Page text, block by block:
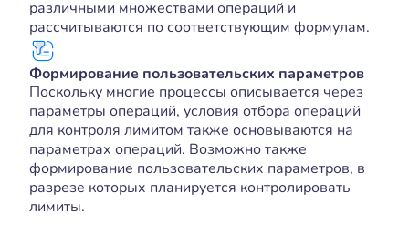
различными множествами операций и
рассчитываются по соответствующим формулам.
Формирование пользовательских параметров
Поскольку многие процессы описывается через
параметры операций, условия отбора операций
для контроля лимитом также основываются на
параметрах операций. Возможно также
формирование пользовательских параметров, в
разрезе которых планируется контролировать
лимиты.